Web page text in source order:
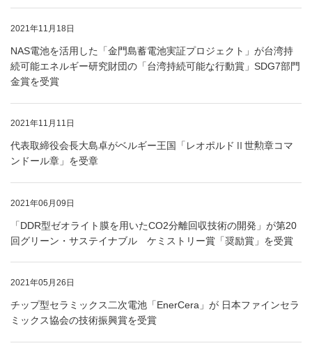
2021年11月18日
NAS電池を活用した「金門島蓄電池実証プロジェクト」が台湾持
続可能エネルギー研究財団の「台湾持続可能な行動賞」SDG7部門
金賞を受賞
2021年11月11日
代表取締役会長大島卓がベルギー王国「レオポルドⅡ世勲章コマ
ンドール章」を受章
2021年06月09日
「DDR型ゼオライト膜を用いたCO2分離回収技術の開発」が第20
回グリーン・サステイナブル ケミストリー賞「奨励賞」を受賞
2021年05月26日
チップ型セラミックス二次電池「EnerCera」が 日本ファインセラ
ミックス協会の技術振興賞を受賞